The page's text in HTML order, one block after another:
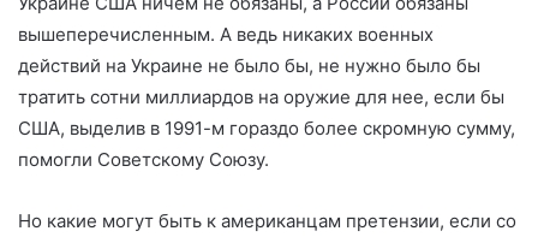
вышеперечисленным. А ведь никаких военных
действий на Украине не было бы, не нужно было бы
тратить сотни миллиардов на оружие для нее, если бы
США, выделив в 1991-м гораздо более скромную сумму,
помогли Советскому Союзу.
Но какие могут быть к американцам претензии, если со